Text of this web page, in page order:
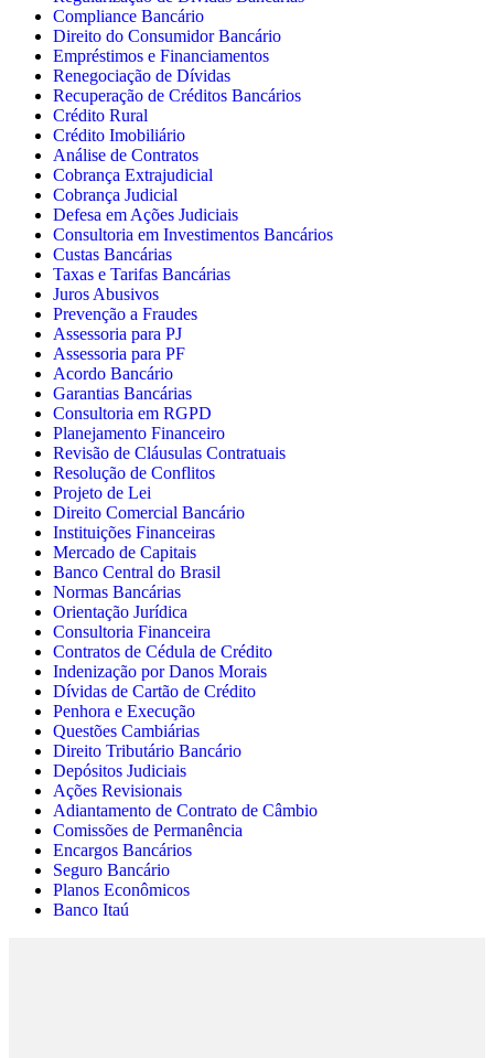
Compliance Bancário
Direito do Consumidor Bancário
Empréstimos e Financiamentos
Renegociação de Dívidas
Recuperação de Créditos Bancários
Crédito Rural
Crédito Imobiliário
Análise de Contratos
Cobrança Extrajudicial
Cobrança Judicial
Defesa em Ações Judiciais
Consultoria em Investimentos Bancários
Custas Bancárias
Taxas e Tarifas Bancárias
Juros Abusivos
Prevenção a Fraudes
Assessoria para PJ
Assessoria para PF
Acordo Bancário
Garantias Bancárias
Consultoria em RGPD
Planejamento Financeiro
Revisão de Cláusulas Contratuais
Resolução de Conflitos
Projeto de Lei
Direito Comercial Bancário
Instituições Financeiras
Mercado de Capitais
Banco Central do Brasil
Normas Bancárias
Orientação Jurídica
Consultoria Financeira
Contratos de Cédula de Crédito
Indenização por Danos Morais
Dívidas de Cartão de Crédito
Penhora e Execução
Questões Cambiárias
Direito Tributário Bancário
Depósitos Judiciais
Ações Revisionais
Adiantamento de Contrato de Câmbio
Comissões de Permanência
Encargos Bancários
Seguro Bancário
Planos Econômicos
Banco Itaú